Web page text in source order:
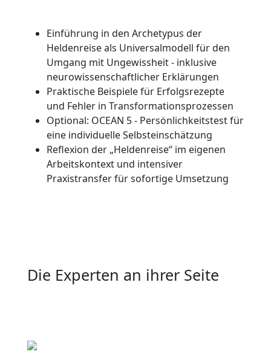
Einführung in den Archetypus der
Heldenreise als Universalmodell für den
Umgang mit Ungewissheit - inklusive
neurowissenschaftlicher Erklärungen
Praktische Beispiele für Erfolgsrezepte
und Fehler in Transformationsprozessen
Optional: OCEAN 5 - Persönlichkeitstest für
eine individuelle Selbsteinschätzung
Reflexion der „Heldenreise“ im eigenen
Arbeitskontext und intensiver
Praxistransfer für sofortige Umsetzung
Die Experten an ihrer Seite